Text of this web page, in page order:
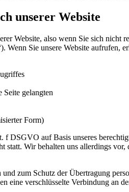
unserer Website
Website, also wenn Sie sich
Wenn Sie unsere Website
gelangten
Form)
DSGVO auf Basis unseres
statt. Wir behalten uns allerdings
und zum Schutz der Übertragung
eine verschlüsselte Verbindung an